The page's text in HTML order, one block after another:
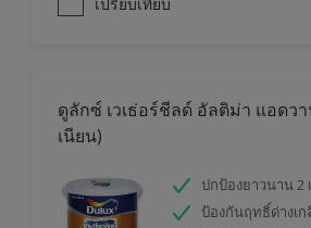
ดูลักซ์ เวเธ่อร์ชีลด์ อัลติม่า แอดว
เนียน)
ปกป้องยาวนาน 2
ป้องกันฤทธิ์ด่างเก